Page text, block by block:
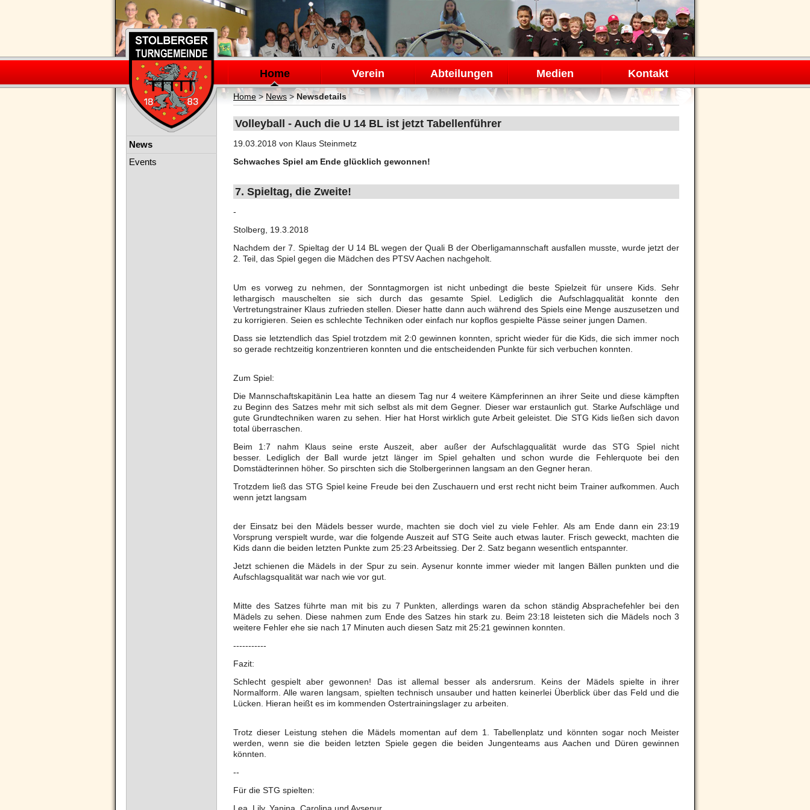
Navigation
überspringen
Home Verein Abteilungen Medien Kontakt
Home> News>Newsdetails
Volleyball - Auch die U 14 BL ist jetzt Tabellenführer
19.03.2018 von Klaus Steinmetz
Schwaches Spiel am Ende glücklich gewonnen!
7. Spieltag, die Zweite!
-
Stolberg, 19.3.2018
Nachdem der 7. Spieltag der U 14 BL wegen der Quali B der Oberligamannschaft ausfallen musste, wurde jetzt der
2. Teil, das Spiel gegen die Mädchen des PTSV Aachen nachgeholt.
Um es vorweg zu nehmen, der Sonntagmorgen ist nicht unbedingt die beste Spielzeit für unsere Kids. Sehr
lethargisch mauschelten sie sich durch das gesamte Spiel. Lediglich die Aufschlagqualität konnte den
Vertretungstrainer Klaus zufrieden stellen. Dieser hatte dann auch während des Spiels eine Menge auszusetzen und
zu korrigieren. Seien es schlechte Techniken oder einfach nur kopflos gespielte Pässe seiner jungen Damen.
Dass sie letztendlich das Spiel trotzdem mit 2:0 gewinnen konnten, spricht wieder für die Kids, die sich immer noch
so gerade rechtzeitig konzentrieren konnten und die entscheidenden Punkte für sich verbuchen konnten.
Zum Spiel:
Die Mannschaftskapitänin Lea hatte an diesem Tag nur 4 weitere Kämpferinnen an ihrer Seite und diese kämpften
zu Beginn des Satzes mehr mit sich selbst als mit dem Gegner. Dieser war erstaunlich gut. Starke Aufschläge und
gute Grundtechniken waren zu sehen. Hier hat Horst wirklich gute Arbeit geleistet. Die STG Kids ließen sich davon
total überraschen.
Beim 1:7 nahm Klaus seine erste Auszeit, aber außer der Aufschlagqualität wurde das STG Spiel nicht
besser. Lediglich der Ball wurde jetzt länger im Spiel gehalten und schon wurde die Fehlerquote bei den
Domstädterinnen höher. So pirschten sich die Stolbergerinnen langsam an den Gegner heran.
Trotzdem ließ das STG Spiel keine Freude bei den Zuschauern und erst recht nicht beim Trainer aufkommen. Auch
wenn jetzt langsam
der Einsatz bei den Mädels besser wurde, machten sie doch viel zu viele Fehler. Als am Ende dann ein 23:19
Vorsprung verspielt wurde, war die folgende Auszeit auf STG Seite auch etwas lauter. Frisch geweckt, machten die
Kids dann die beiden letzten Punkte zum 25:23 Arbeitssieg. Der 2. Satz begann wesentlich entspannter.
Jetzt schienen die Mädels in der Spur zu sein. Aysenur konnte immer wieder mit langen Bällen punkten und die
Aufschlagsqualität war nach wie vor gut.
Mitte des Satzes führte man mit bis zu 7 Punkten, allerdings waren da schon ständig Absprachefehler bei den
Mädels zu sehen. Diese nahmen zum Ende des Satzes hin stark zu. Beim 23:18 leisteten sich die Mädels noch 3
weitere Fehler ehe sie nach 17 Minuten auch diesen Satz mit 25:21 gewinnen konnten.
-----------
Fazit:
Schlecht gespielt aber gewonnen! Das ist allemal besser als andersrum. Keins der Mädels spielte in ihrer
Normalform. Alle waren langsam, spielten technisch unsauber und hatten keinerlei Überblick über das Feld und die
Lücken. Hieran heißt es im kommenden Ostertrainingslager zu arbeiten.
Trotz dieser Leistung stehen die Mädels momentan auf dem 1. Tabellenplatz und könnten sogar noch Meister
werden, wenn sie die beiden letzten Spiele gegen die beiden Jungenteams aus Aachen und Düren gewinnen
könnten.
--
Für die STG spielten:
Navigation
News
Events